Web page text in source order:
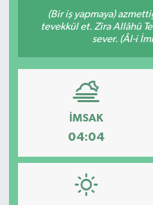
(Bir iş yapmaya)
tevekkül et. Zira Allâhü
sever. (Âl-i
İMSAK
04:04
Ekonomi
Gizlilik İlkeleri -
Gündem